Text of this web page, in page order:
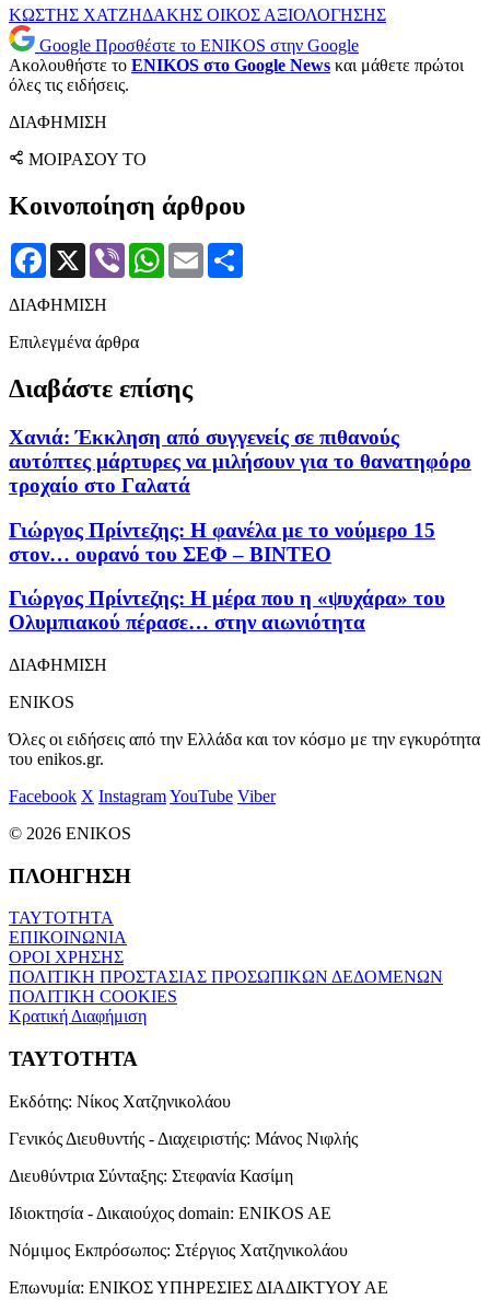
ΚΩΣΤΗΣ ΧΑΤΖΗΔΑΚΗΣ ΟΙΚΟΣ ΑΞΙΟΛΟΓΗΣΗΣ
Google Προσθέστε το ENIKOS στην Google
Ακολουθήστε το ENIKOS στο Google News και μάθετε πρώτοι
όλες τις ειδήσεις.
ΔΙΑΦΗΜΙΣΗ
ΜΟΙΡΑΣΟΥ ΤΟ
Κοινοποίηση άρθρου
Facebook
X Viber WhatsApp
Email
ΔΙΑΦΗΜΙΣΗ
Επιλεγμένα άρθρα
Διαβάστε επίσης
Χανιά: Έκκληση από συγγενείς σε πιθανούς
αυτόπτες μάρτυρες να μιλήσουν για το θανατηφόρο
τροχαίο στο Γαλατά
Γιώργος Πρίντεζης: Η φανέλα με το νούμερο 15
στον… ουρανό του ΣΕΦ – ΒΙΝΤΕΟ
Γιώργος Πρίντεζης: Η μέρα που η «ψυχάρα» του
Ολυμπιακού πέρασε… στην αιωνιότητα
ΔΙΑΦΗΜΙΣΗ
ENIKOS
Όλες οι ειδήσεις από την Ελλάδα και τον κόσμο με την εγκυρότητα
του enikos.gr.
Facebook X InstagramYouTube Viber
© 2026 ENIKOS
ΠΛΟΗΓΗΣΗ
ΤΑΥΤΟΤΗΤΑ
ΕΠΙΚΟΙΝΩΝΙΑ
ΟΡΟΙ ΧΡΗΣΗΣ
ΠΟΛΙΤΙΚΗ ΠΡΟΣΤΑΣΙΑΣ ΠΡΟΣΩΠΙΚΩΝ ΔΕΔΟΜΕΝΩΝ
ΠΟΛΙΤΙΚΗ COOKIES
Κρατική Διαφήμιση
ΤΑΥΤΟΤΗΤΑ
Εκδότης: Νίκος Χατζηνικολάου
Γενικός Διευθυντής - Διαχειριστής: Μάνος Νιφλής
Διευθύντρια Σύνταξης: Στεφανία Κασίμη
Ιδιοκτησία - Δικαιούχος domain: ENIKOS AE
Νόμιμος Εκπρόσωπος: Στέργιος Χατζηνικολάου
Επωνυμία: ΕΝΙΚΟΣ ΥΠΗΡΕΣΙΕΣ ΔΙΑΔΙΚΤΥΟΥ ΑΕ